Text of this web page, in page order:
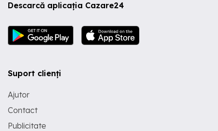
Descarcă aplicația Cazare24
Suport clienți
Ajutor
Contact
Publicitate